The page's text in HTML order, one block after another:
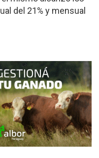
del 21% y mensual